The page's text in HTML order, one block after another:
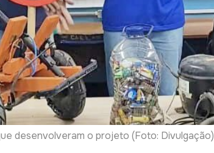
desenvolveram o projeto (Foto: Divulgação)